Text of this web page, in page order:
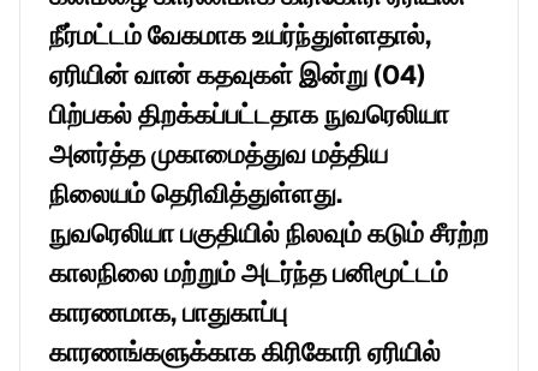
நீர்மட்டம் வேகமாக உயர்ந்துள்ளதால்,
ஏரியின் வான் கதவுகள் இன்று (04)
பிற்பகல் திறக்கப்பட்டதாக நுவரெலியா
அனர்த்த முகாமைத்துவ மத்திய
நிலையம் தெரிவித்துள்ளது.
நுவரெலியா பகுதியில் நிலவும் கடும் சீரற்ற
காலநிலை மற்றும் அடர்ந்த பனிமூட்டம்
காரணமாக, பாதுகாப்பு
காரணங்களுக்காக கிரிகோரி ஏரியில்